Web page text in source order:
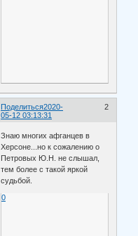
Поделиться 2
2020-
05-12 03:13:31
Знаю многих афганцев в
Херсоне...но к сожалению о
Петровых Ю.Н. не слышал,
тем более с такой яркой
судьбой.
0